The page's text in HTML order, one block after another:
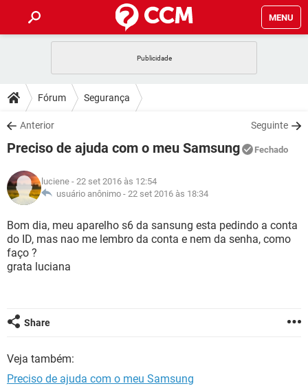
MENU
CELULAR
OUTLOOK
INSTAGRAM GMAIL
GUIA DE COMPRAS
DICAS
JOGOS
INSTAGRAM
GUIA DE COMPRAS
DOWNLOADS
JOGOS WHATSAPP
CELULAR
OUTLOOK EXCEL
INSTAGRAM
GUIA DE COMPRAS
JOGOS
CELULAR
OUTLOOK EXCEL
INSTAGRAM
GLOSSÁRIO
JOGOS
CELULAR FACEBOOK
OUTLOOK
GUIA DE COMPRAS
Fórum Segurança
Anterior Seguinte
Preciso de ajuda com o meu Samsung Fechado
luciene - 22 set 2016 às 12:54
usuário anônimo - 22 set 2016 às 18:34
Bom dia, meu aparelho s6 da sansung esta pedindo a conta
do ID, mas nao me lembro da conta e nem da senha, como
faço ?
grata luciana
Share
Veja também:
Preciso de ajuda com o meu Samsung